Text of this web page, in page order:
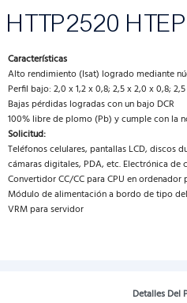
HTTP2520
Características
Alto rendimiento (Isat) logrado mediante
Perfil bajo: 2,0 x 1,2 x 0,8; 2,5 x 2,0 x 0,8;
Bajas pérdidas logradas con un bajo DCR
100% libre de plomo (Pb) y cumple con la
Solicitud:
Teléfonos celulares, pantallas LCD, discos
cámaras digitales, PDA, etc. Electrónica de
Convertidor CC/CC para CPU en ordenador
Módulo de alimentación a bordo de tipo
VRM para servidor
Detalles Del